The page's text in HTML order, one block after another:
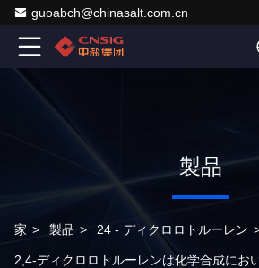
guoabch@chinasalt.com.cn
製品
家 > 製品 > 24 - ディクロロトルーレン
2,4-ディクロロトルーレンは化学合成にお